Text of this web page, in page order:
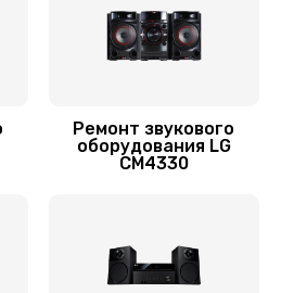
Ремонт звукового
оборудования LG
CM4330